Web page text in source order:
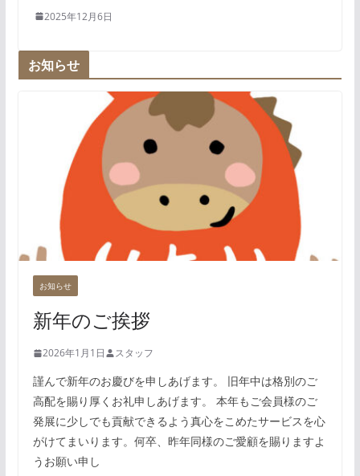
2025年12月6日
お知らせ
お知らせ
新年のご挨拶
2026年1月1日 スタッフ
謹んで新年のお慶びを申しあげます。 旧年中は格別のご
高配を賜り厚くお礼申しあげます。 本年もご会員様のご
発展に少しでも貢献できるよう真心をこめたサービスを心
がけてまいります。何卒、昨年同様のご愛顧を賜りますよ
うお願い申し